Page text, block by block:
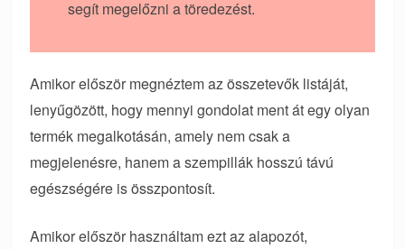
segít megelőzni a töredezést.
Amikor először megnéztem az összetevők listáját,
lenyűgözött, hogy mennyi gondolat ment át egy olyan
termék megalkotásán, amely nem csak a
megjelenésre, hanem a szempillák hosszú távú
egészségére is összpontosít.
Amikor először használtam ezt az alapozót,